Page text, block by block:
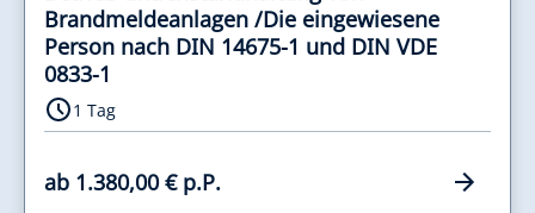
Brandmeldeanlagen /Die eingewiesene
Person nach DIN 14675-1 und DIN VDE
0833-1
1 Tag
ab 1.380,00 € p.P.